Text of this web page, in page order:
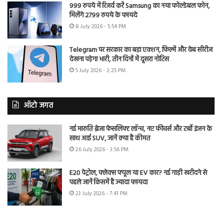
999 रुपये में रिजर्व करें Samsung का नया फोल्डेबल फोन,
मिलेंगे 2799 रुपये के फायदे
8 July 2026 - 5:54 PM
Telegram पर सरकार का बड़ा एक्शन, फिल्में और वेब सीरीज
देखना पड़ेगा भारी, तीन दिनों में दूसरा नोटिस
5 July 2026 - 2:25 PM
ऑटो जगत
नई मारुति ब्रेजा फेसलिफ्ट लॉन्च, नए फीचर्स और टर्बो इंजन के
साथ आई SUV, जानें क्या है कीमत
26 July 2026 - 3:56 PM
E20 पेट्रोल, फ्लेक्स फ्यूल या EV कार? नई गाड़ी खरीदने से
पहले जानें किसमें है ज्यादा फायदा
23 July 2026 - 7:41 PM